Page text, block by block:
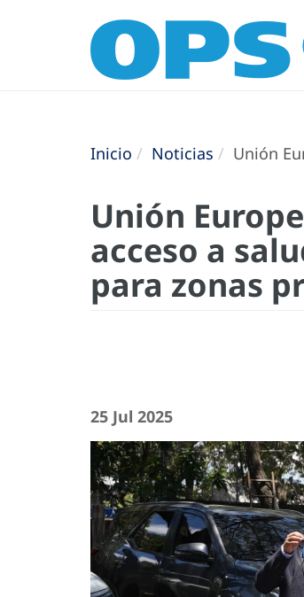
Inicio Noticias Unión
Unión
acceso a
para zonas
25 Jul 2025